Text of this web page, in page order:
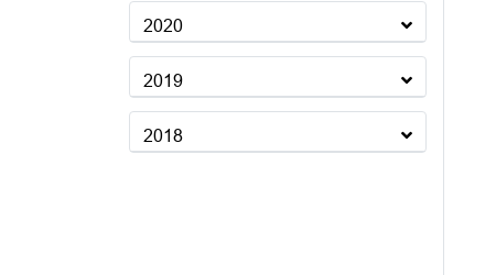
2020
2019
2018